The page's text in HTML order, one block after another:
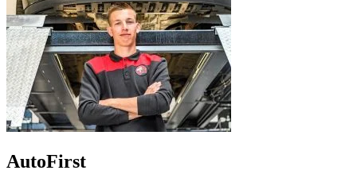
AutoFirst